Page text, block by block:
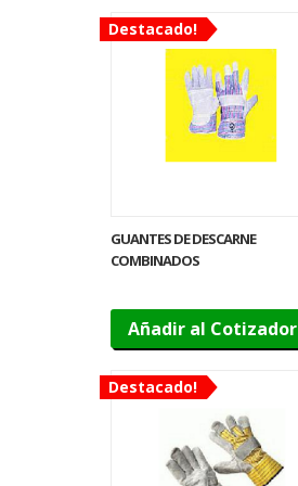
Destacado!
GUANTES DE DESCARNE
COMBINADOS
Añadir al Cotizador
Destacado!